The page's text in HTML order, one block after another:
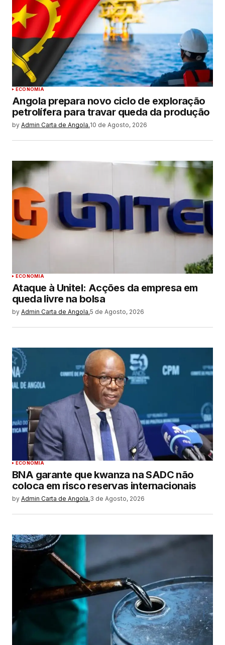
ECONOMIA
Angola prepara novo ciclo de exploração
petrolífera para travar queda da produção
by Admin Carta de Angola.10 de Agosto, 2026
ECONOMIA
Ataque à Unitel: Acções da empresa em
queda livre na bolsa
by Admin Carta de Angola.5 de Agosto, 2026
ECONOMIA
BNA garante que kwanza na SADC não
coloca em risco reservas internacionais
by Admin Carta de Angola.3 de Agosto, 2026